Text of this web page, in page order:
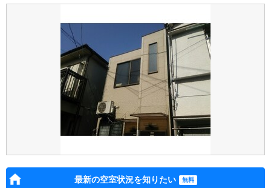
最新の空室状況を知りたい